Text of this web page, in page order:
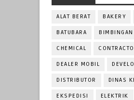
ALAT BERAT BAKERY
BATUBARA BIMBINGAN
CHEMICAL
DEALER MOBIL
DISTRIBUTOR DINAS
EKSPEDISI ELEKTRIK